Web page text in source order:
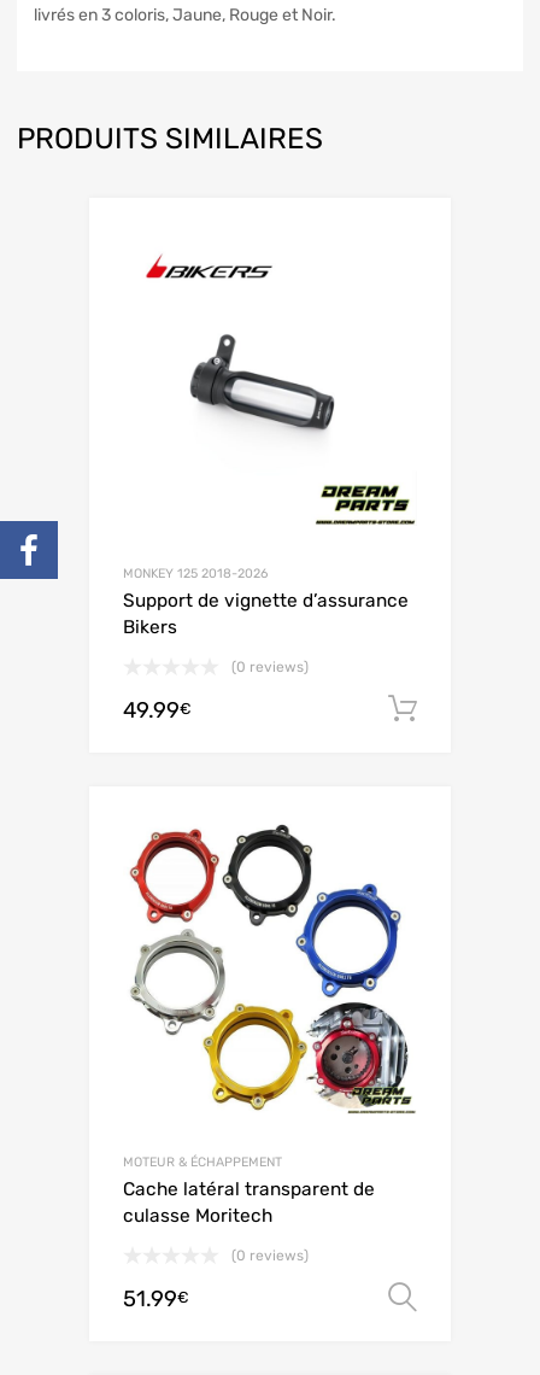
livrés en 3 coloris, Jaune, Rouge et Noir.
PRODUITS SIMILAIRES
MONKEY 125 2018-2026
Support de vignette d’assurance
Bikers
(0 reviews)
49.99€
MOTEUR & ÉCHAPPEMENT
Cache latéral transparent de
culasse Moritech
(0 reviews)
51.99€